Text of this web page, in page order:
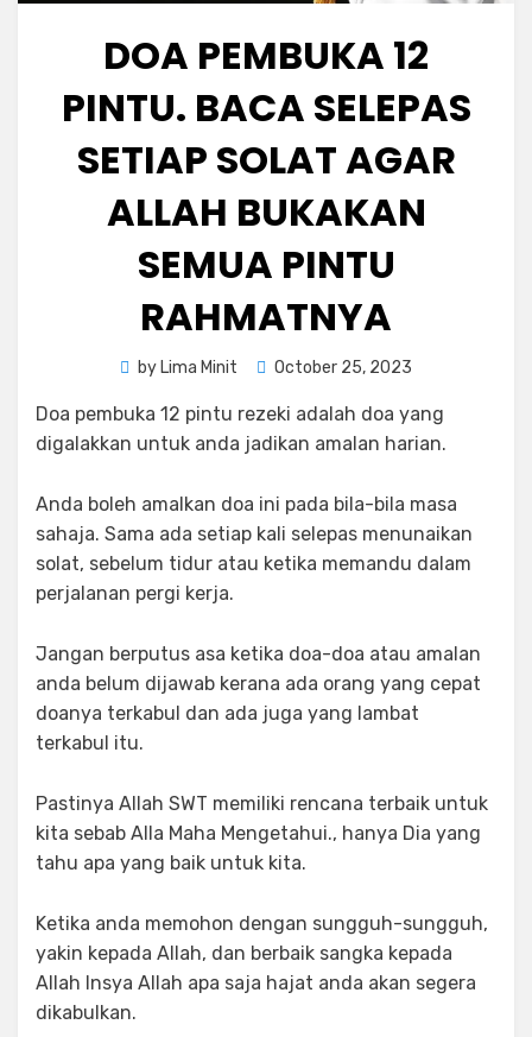
DOA PEMBUKA 12
PINTU. BACA SELEPAS
SETIAP SOLAT AGAR
ALLAH BUKAKAN
SEMUA PINTU
RAHMATNYA
by Lima Minit
Posted
October 25, 2023
Doa pembuka 12 pintu rezeki adalah doa yang
digalakkan untuk anda jadikan amalan harian.
Anda boleh amalkan doa ini pada bila-bila masa
sahaja. Sama ada setiap kali selepas menunaikan
solat, sebelum tidur atau ketika memandu dalam
perjalanan pergi kerja.
Jangan berputus asa ketika doa-doa atau amalan
anda belum dijawab kerana ada orang yang cepat
doanya terkabul dan ada juga yang lambat
terkabul itu.
Pastinya Allah SWT memiliki rencana terbaik untuk
kita sebab Alla Maha Mengetahui., hanya Dia yang
tahu apa yang baik untuk kita.
Ketika anda memohon dengan sungguh-sungguh,
yakin kepada Allah, dan berbaik sangka kepada
Allah Insya Allah apa saja hajat anda akan segera
dikabulkan.